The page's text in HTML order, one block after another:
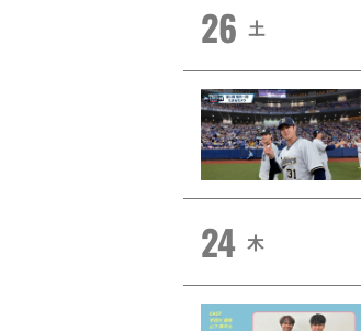
26 土
24 木